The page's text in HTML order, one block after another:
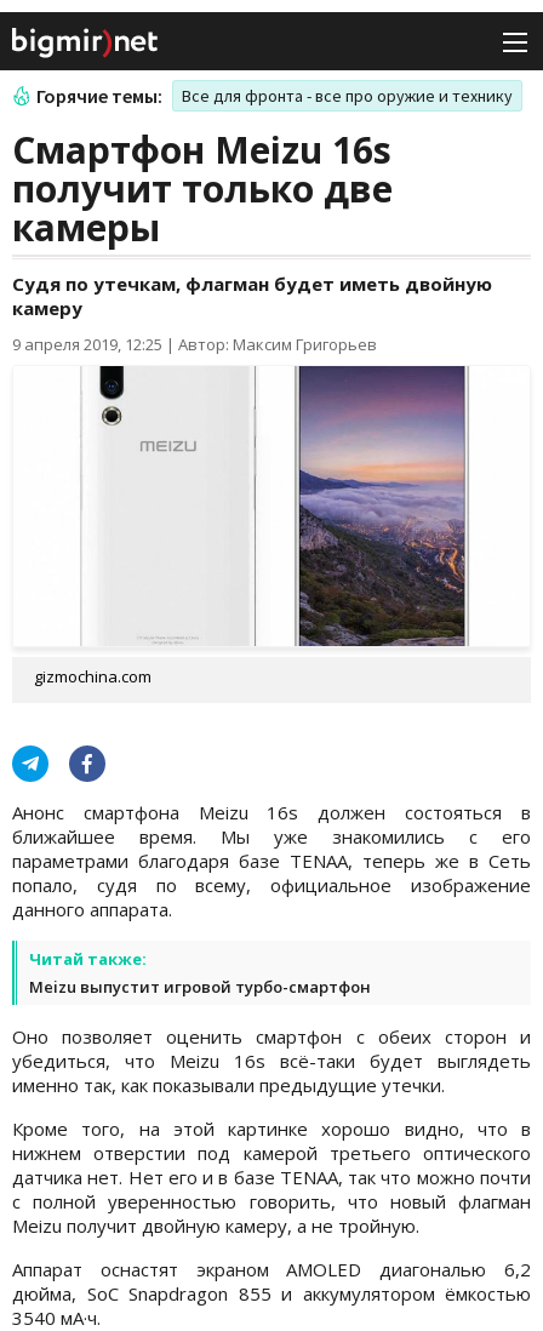
Горячие темы: Все для фронта - все про оружие и технику
Смартфон Meizu 16s
получит только две
камеры
Судя по утечкам, флагман будет иметь двойную
камеру
9 апреля 2019, 12:25 | Автор: Максим Григорьев
gizmochina.com
Анонс смартфона Meizu 16s должен состояться в
ближайшее время. Мы уже знакомились с его
параметрами благодаря базе TENAA, теперь же в Сеть
попало, судя по всему, официальное изображение
данного аппарата.
Читай также:
Meizu выпустит игровой турбо-смартфон
Оно позволяет оценить смартфон с обеих сторон и
убедиться, что Meizu 16s всё-таки будет выглядеть
именно так, как показывали предыдущие утечки.
Кроме того, на этой картинке хорошо видно, что в
нижнем отверстии под камерой третьего оптического
датчика нет. Нет его и в базе TENAA, так что можно почти
с полной уверенностью говорить, что новый флагман
Meizu получит двойную камеру, а не тройную.
Аппарат оснастят экраном AMOLED диагональю 6,2
дюйма, SoC Snapdragon 855 и аккумулятором ёмкостью
3540 мА·ч.